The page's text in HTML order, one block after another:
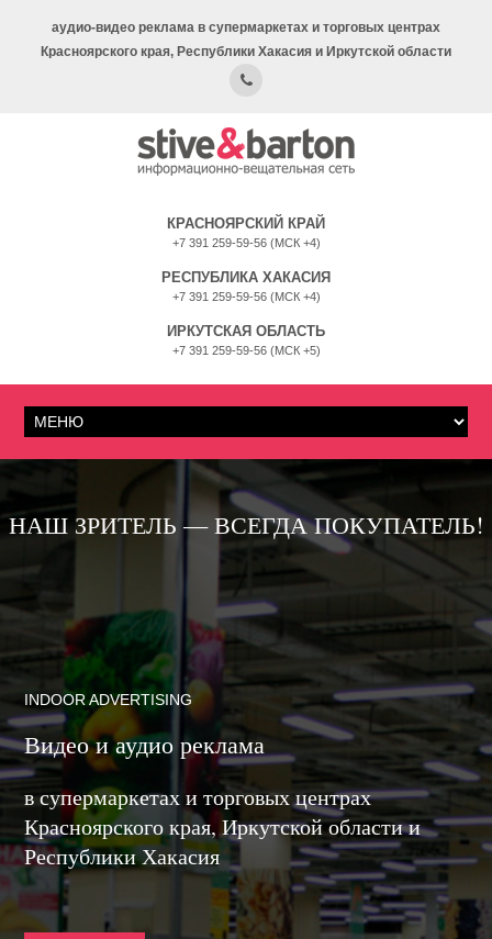
аудио-видео реклама в супермаркетах и торговых центрах
Красноярского края, Республики Хакасия и Иркутской области
КРАСНОЯРСКИЙ КРАЙ
+7 391 259-59-56 (МСК +4)
РЕСПУБЛИКА ХАКАСИЯ
+7 391 259-59-56 (МСК +4)
ИРКУТСКАЯ ОБЛАСТЬ
+7 391 259-59-56 (МСК +5)
НАШ ЗРИТЕЛЬ — ВСЕГДА ПОКУПАТЕЛЬ!
INDOOR ADVERTISING
Видео и аудио реклама
в супермаркетах и торговых центрах
Красноярского края, Иркутской области и
Республики Хакасия